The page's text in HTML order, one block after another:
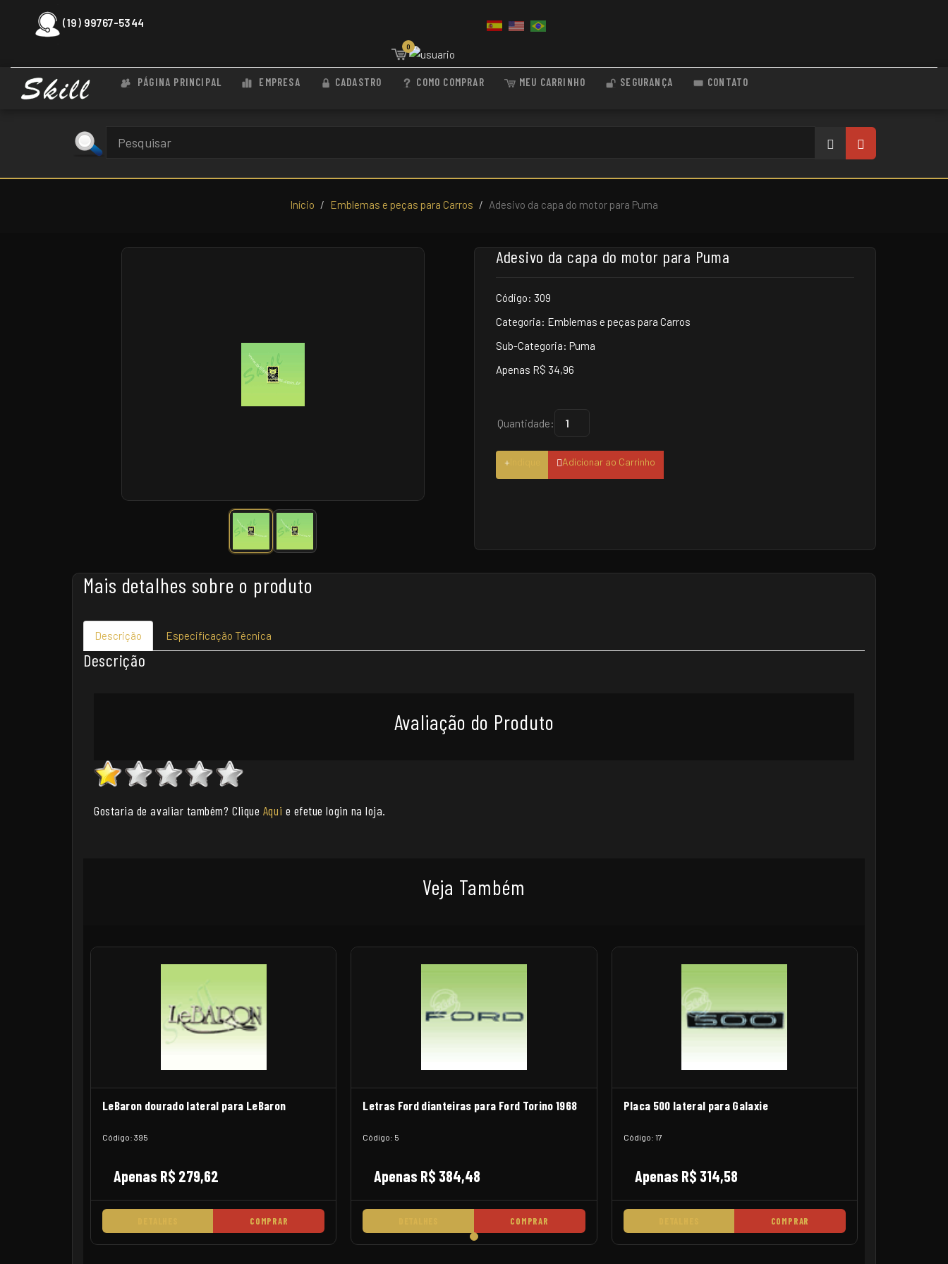
(19) 99767-5344
0
PÁGINA PRINCIPAL EMPRESA CADASTRO COMO COMPRAR MEU CARRINHO SEGURANÇA CONTATO
Início Emblemas e peças para Carros Adesivo da capa do motor para Puma
Adesivo da capa do motor para Puma
Código: 309
Categoria: Emblemas e peças para Carros
Sub-Categoria: Puma
Apenas R$ 34,96
Quantidade:
Adicionar ao Carrinho
Mais detalhes sobre o produto
Descrição Especificação Técnica
Descrição
Avaliação do Produto
Gostaria de avaliar também? Clique Aqui e efetue login na loja.
Veja Também
LeBaron dourado lateral para LeBaron
Código: 395
Apenas R$ 279,62
COMPRAR
Letras Ford dianteiras para Ford Torino 1968
Código: 5
Apenas R$ 384,48
COMPRAR
Placa 500 lateral para Galaxie
Código: 17
Apenas R$ 314,58
COMPRAR